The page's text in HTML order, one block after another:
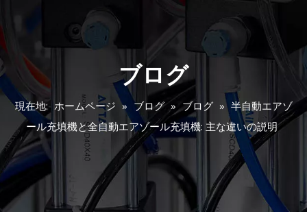
ブログ
現在地: ホームページ » ブログ » ブログ » 半自動エアゾ
ール充填機と全自動エアゾール充填機: 主な違いの説明